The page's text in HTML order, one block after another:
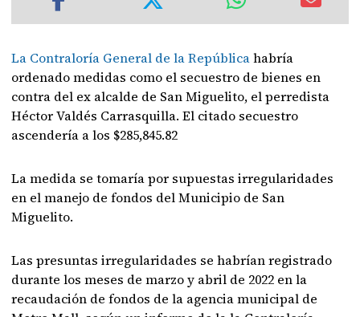
La Contraloría General de la Repúblicahabría
ordenado medidas como el secuestro de bienes en
contra del ex alcalde de San Miguelito, el perredista
Héctor Valdés Carrasquilla. El citado secuestro
ascendería a los $285,845.82
La medida se tomaría por supuestas irregularidades
en el manejo de fondos del Municipio de San
Miguelito.
Las presuntas irregularidades se habrían registrado
durante los meses de marzo y abril de 2022 en la
recaudación de fondos de la agencia municipal de